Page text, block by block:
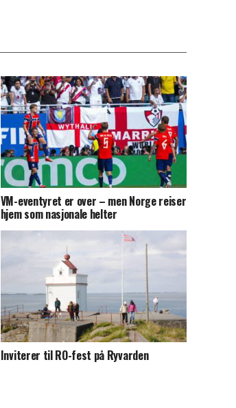
VM-eventyret er over – men Norge reiser
hjem som nasjonale helter
Inviterer til RO-fest på Ryvarden